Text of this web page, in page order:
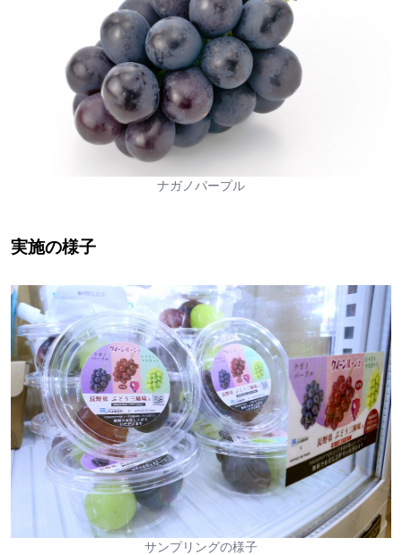
ナガノパープル
実施の様子
サンプリングの様子